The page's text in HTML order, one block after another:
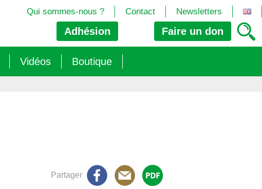
Adhésion Faire un don
Qui sommes-nous ? Contact Newsletters
(2023/26)
Vidéos Boutique
Partager